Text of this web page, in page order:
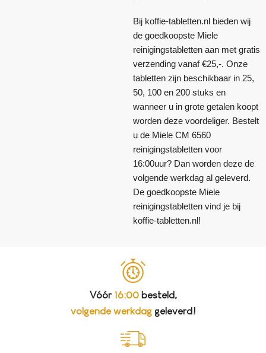
Bij koffie-tabletten.nl bieden wij
de goedkoopste Miele
reinigingstabletten aan met gratis
verzending vanaf €25,-. Onze
tabletten zijn beschikbaar in 25,
50, 100 en 200 stuks en
wanneer u in grote getalen koopt
worden deze voordeliger. Bestelt
u de Miele CM 6560
reinigingstabletten voor
16:00uur? Dan worden deze de
volgende werkdag al geleverd.
De goedkoopste Miele
reinigingstabletten vind je bij
koffie-tabletten.nl!
Vóór 16:00besteld,
volgende werkdaggeleverd!